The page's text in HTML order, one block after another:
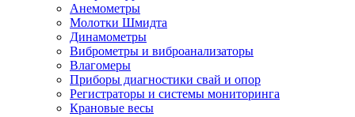
Анемометры
Молотки Шмидта
Динамометры
Виброметры и виброанализаторы
Влагомеры
Приборы диагностики свай и опор
Регистраторы и системы мониторинга
Крановые весы